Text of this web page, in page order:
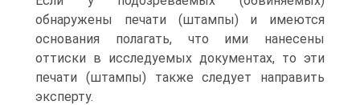
обнаружены печати (штампы) и имеются
основания полагать, что ими нанесены
оттиски в исследуемых документах, то эти
печати (штампы) также следует направить
эксперту.